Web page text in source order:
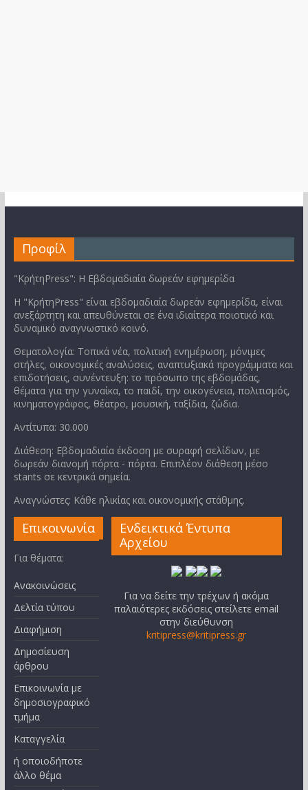
Προφίλ
"ΚρήτηPress": Η Εβδομαδιαία δωρεάν εφημερίδα
Η "ΚρήτηPress" είναι εβδομαδιαία δωρεάν εφημερίδα, είναι
ανεξάρτητη και απευθύνεται σε ένα ιδιαίτερα ποιοτικό και
δυναμικό αναγνωστικό κοινό.
Θεματολογία: Τοπικά νέα, πολιτική ενημέρωση, μόνιμες
στήλες, οικονομικές αναλύσεις, αναπτυξιακά προγράμματα και
επιδοτήσεις, συνέντευξη: το πρόσωπο της εβδομάδας,
θέματα για την γυναίκα, το παιδί, την οικογένεια, πολιτισμός,
κινηματογράφος, θέατρο, μουσική, ταξίδια, ζώδια.
Αντίτυπα: 30.000
Διάθεση: Εβδομαδιαία έκδοση με συραφή σελίδων, με
δωρεάν διανομή πόρτα - πόρτα. Επιπλέον διάθεση μέσο
stants σε κεντρικά σημεία.
Αναγνώστες: Κάθε ηλικίας και οικονομικής στάθμης.
Επικοινωνία
Για θέματα:
Ανακοινώσεις
Δελτία τύπου
Διαφήμιση
Δημοσίευση
άρθρου
Επικοινωνία με
δημοσιογραφικό
τμήμα
Καταγγελία
ή οποιοδήποτε
άλλο θέμα
Ενδεικτικά Έντυπα
Αρχείου
Για να δείτε την τρέχων ή ακόμα
παλαιότερες εκδόσεις στείλετε email
στην διεύθυνση
kritipress@kritipress.gr